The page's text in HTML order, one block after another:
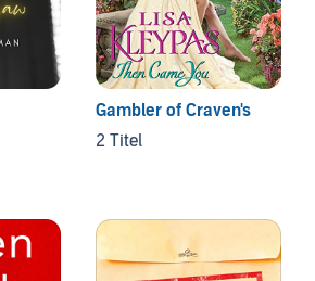
Gambler of Craven's
2 Titel